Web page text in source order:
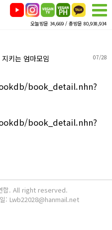
오늘방문 34,669 / 총방문 80,938,934
키는 엄마모임 07/28
book_detail.nhn?
book_detail.nhn?
합. All right reserved.
: Lwb22028@hanmail.net